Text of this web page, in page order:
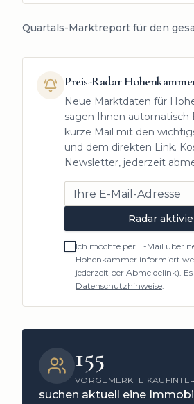
Quartals-Marktreport für den
Preis-Radar
Neue Marktdaten für
sagen Ihnen automatisch
kurze Mail mit den
und dem direkten Link.
Newsletter, jederzeit
Radar
Ich möchte per E-Mail über
Hohenkammer informiert
jederzeit per Abmeldelink).
Datenschutzhinweise.
155
VORGEMERKTE
suchen aktuell eine